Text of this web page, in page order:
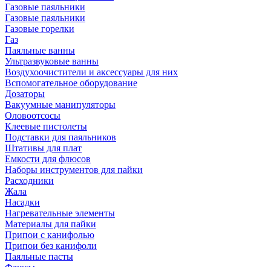
Газовые паяльники
Газовые паяльники
Газовые горелки
Газ
Паяльные ванны
Ультразвуковые ванны
Воздухоочистители и аксессуары для них
Вспомогательное оборудование
Дозаторы
Вакуумные манипуляторы
Оловоотсосы
Клеевые пистолеты
Подставки для паяльников
Штативы для плат
Емкости для флюсов
Наборы инструментов для пайки
Расходники
Жала
Насадки
Нагревательные элементы
Материалы для пайки
Припои с канифолью
Припои без канифоли
Паяльные пасты